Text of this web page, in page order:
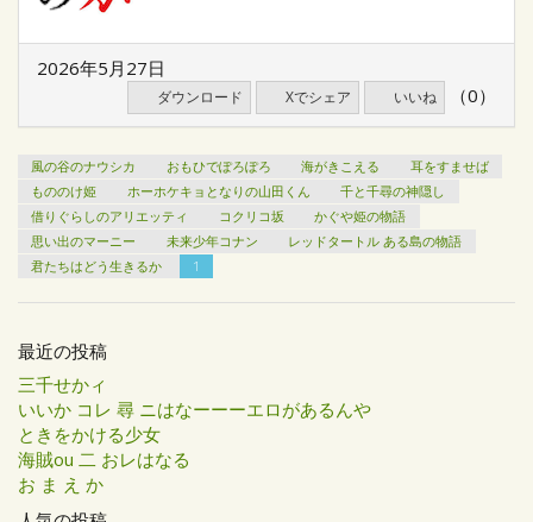
2026年5月27日
ダウンロード Xでシェア いいね （0）
風の谷のナウシカ おもひでぽろぽろ 海がきこえる
耳をすませば
もののけ姫
ホーホケキョとなりの山田くん
千と千尋の神隠し
借りぐらしのアリエッティ
コクリコ坂
かぐや姫の物語
思い出のマーニー
未来少年コナン
レッドタートル ある島の物語
君たちはどう生きるか
1
最近の投稿
三千せかィ
いいか コレ 尋 ニはなーーーエロがあるんや
ときをかける少女
海賊ou 二 おレはなる
お ま え か